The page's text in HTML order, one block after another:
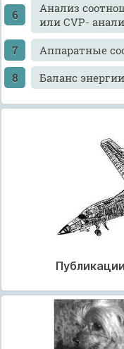
Анализ
или CVP-
Аппаратные
Баланс